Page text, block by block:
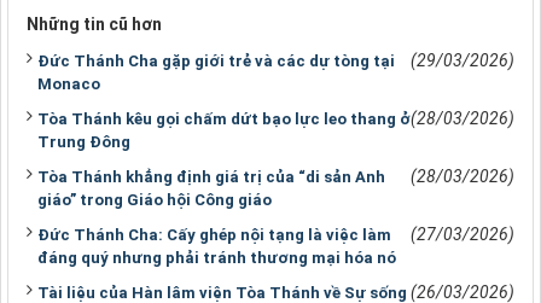
Những tin cũ hơn
Đức Thánh Cha gặp giới trẻ và các dự tòng tại
Monaco
(29/03/2026)
Tòa Thánh kêu gọi chấm dứt bạo lực leo thang ở
Trung Đông
(28/03/2026)
Tòa Thánh khẳng định giá trị của “di sản Anh
giáo” trong Giáo hội Công giáo
(28/03/2026)
Đức Thánh Cha: Cấy ghép nội tạng là việc làm
đáng quý nhưng phải tránh thương mại hóa nó
(27/03/2026)
Tài liệu của Hàn lâm viện Tòa Thánh về Sự sống (26/03/2026)